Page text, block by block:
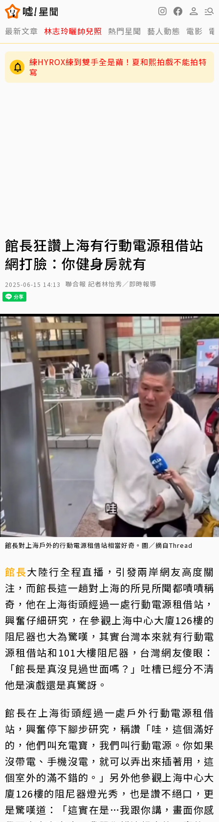
最新文章 林志玲曬帥兒照 熱門星聞 藝人動態 電影
愛莉莎莎颱風天讓助理「肉身護植栽」挨轟 本
人親回應
練HYROX練到雙手全是繭！夏和熙拍戲不能拍特
寫
館長狂讚上海有行動電源租借站
網打臉：你健身房就有
2025-06-15 14:13 聯合報 記者林怡秀／即時報導
館長對上海戶外的行動電源租借站相當好奇。圖／摘自Thread
館長大陸行全程直播，引發兩岸網友高度關
注，而館長這一趟對上海的所見所聞都嘖嘖稱
奇，他在上海街頭經過一處行動電源租借站，
興奮仔細研究，在參觀上海中心大廈126樓的
阻尼器也大為驚嘆，其實台灣本來就有行動電
源租借站和101大樓阻尼器，台灣網友傻眼：
「館長是真沒見過世面嗎？」吐槽已經分不清
他是演戲還是真驚訝。
館長在上海街頭經過一處戶外行動電源租借
站，興奮停下腳步研究，稱讚「哇，這個滿好
的，他們叫充電寶，我們叫行動電源。你如果
沒帶電、手機沒電，就可以弄出來插著用，這
個室外的滿不錯的。」另外他參觀上海中心大
廈126樓的阻尼器燈光秀，也是讚不絕口，更
是驚嘆道：「這實在是…我跟你講，畫面你感